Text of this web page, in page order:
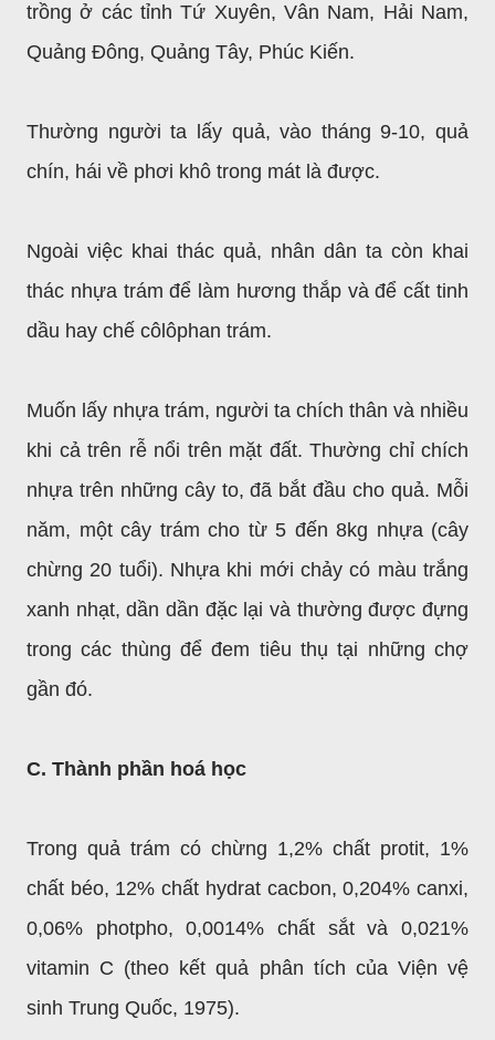
trồng ở các tỉnh Tứ Xuyên, Vân Nam, Hải Nam,
Quảng Đông, Quảng Tây, Phúc Kiến.
Thường người ta lấy quả, vào tháng 9-10, quả
chín, hái về phơi khô trong mát là được.
Ngoài việc khai thác quả, nhân dân ta còn khai
thác nhựa trám để làm hương thắp và để cất tinh
dầu hay chế côlôphan trám.
Muốn lấy nhựa trám, người ta chích thân và nhiều
khi cả trên rễ nổi trên mặt đất. Thường chỉ chích
nhựa trên những cây to, đã bắt đầu cho quả. Mỗi
năm, một cây trám cho từ 5 đến 8kg nhựa (cây
chừng 20 tuổi). Nhựa khi mới chảy có màu trắng
xanh nhạt, dần dần đặc lại và thường được đựng
trong các thùng để đem tiêu thụ tại những chợ
gần đó.
C. Thành phần hoá học
Trong quả trám có chừng 1,2% chất protit, 1%
chất béo, 12% chất hydrat cacbon, 0,204% canxi,
0,06% photpho, 0,0014% chất sắt và 0,021%
vitamin C (theo kết quả phân tích của Viện vệ
sinh Trung Quốc, 1975).